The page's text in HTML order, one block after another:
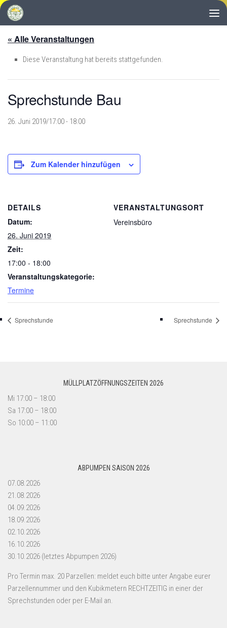
Zum Inhalt springen
« Alle Veranstaltungen
Diese Veranstaltung hat bereits stattgefunden.
Sprechstunde Bau
26. Juni 2019/17:00- 18:00
Zum Kalender hinzufügen
DETAILS
Datum:
26. Juni 2019
Zeit:
17:00 - 18:00
Veranstaltungskategorie:
Termine
VERANSTALTUNGSORT
Vereinsbüro
Sprechstunde Sprechstunde
MÜLLPLATZÖFFNUNGSZEITEN 2026
Mi 17:00 – 18:00
Sa 17:00 – 18:00
So 10:00 – 11:00
ABPUMPEN SAISON 2026
07.08.2026
21.08.2026
04.09.2026
18.09.2026
02.10.2026
16.10.2026
30.10.2026 (letztes Abpumpen 2026)
Pro Termin max. 20 Parzellen: meldet euch bitte unter Angabe eurer
Parzellennummer und den Kubikmetern RECHTZEITIG in einer der
Sprechstunden oder per E-Mail an.